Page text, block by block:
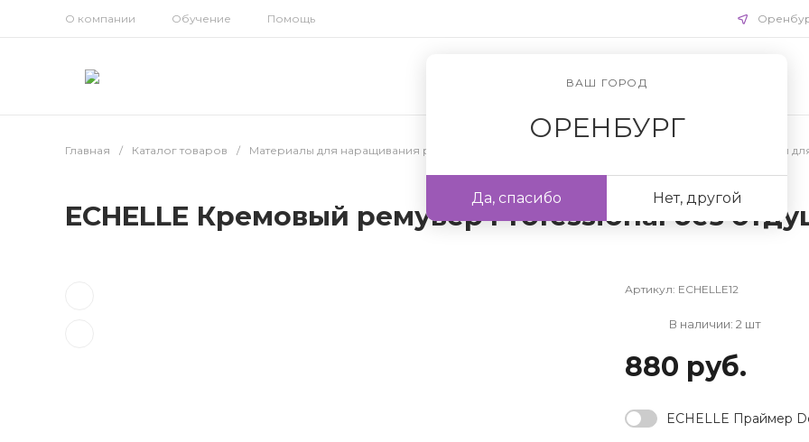
О компании Обучение Помощь
ВАШ ГОРОД
ОРЕНБУРГ
Да, спасибо Нет, другой
Главная / Каталог товаров / Материалы для наращивания ресниц Ремуверы
ECHELLE Кремовый ремувер Professional без
Артикул: ECHELLE12
В наличии: 2 шт
880 руб.
ECHELLE Праймер